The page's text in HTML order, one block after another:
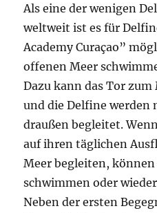
Als eine der wenigen
weltweit ist es für
Academy Curaçao”
offenen Meer
Dazu kann das Tor
und die Delfine werden
draußen begleitet.
auf ihren täglichen
Meer begleiten,
schwimmen oder
Neben der ersten